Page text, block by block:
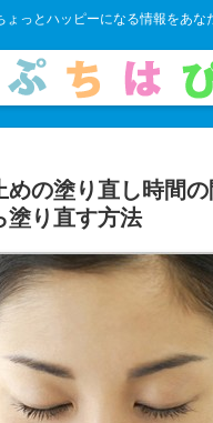
ょっとハッピーになる情報をあな
めの塗り直し時間
塗り直す方法